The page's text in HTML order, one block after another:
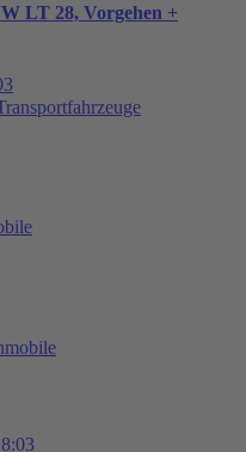
LT 28, Vorgehen +